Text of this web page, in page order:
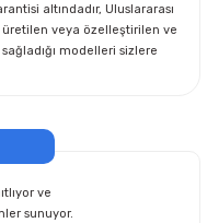
altındadır, Uluslararası
üretilen veya özelleştirilen ve
modelleri sizlere
ve
sunuyor.